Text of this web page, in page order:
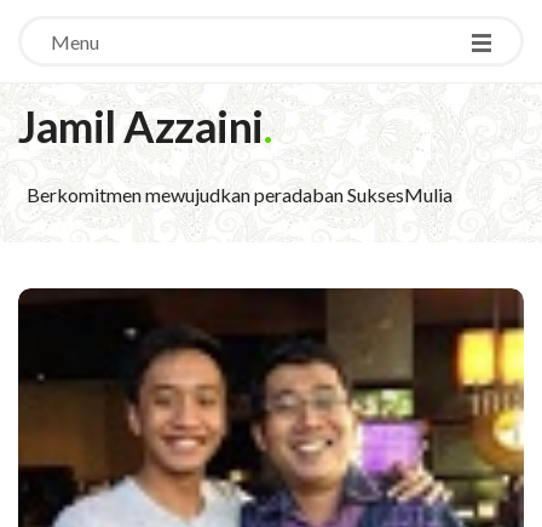
Menu
Jamil Azzaini.
Berkomitmen mewujudkan peradaban SuksesMulia